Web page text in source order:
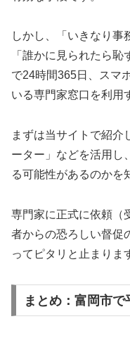
しかし、「いきなり事
「誰かに見られたら
で24時間365日、スマ
いる専門家窓口を利用
まずは当サイトで紹介
ーター」などを活用し
る可能性があるのかを
専門家に正式に依頼（
者からの恐ろしい督促
ってピタリと止まりま
まとめ：富岡市